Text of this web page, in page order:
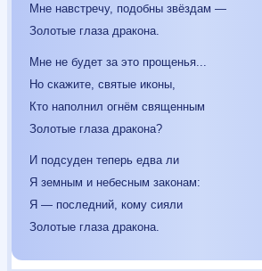
Мне навстречу, подобны звёздам —
Золотые глаза дракона.
Мне не будет за это прощенья...
Но скажите, святые иконы,
Кто наполнил огнём священным
Золотые глаза дракона?
И подсуден теперь едва ли
Я земным и небесным законам:
Я — последний, кому сияли
Золотые глаза дракона.